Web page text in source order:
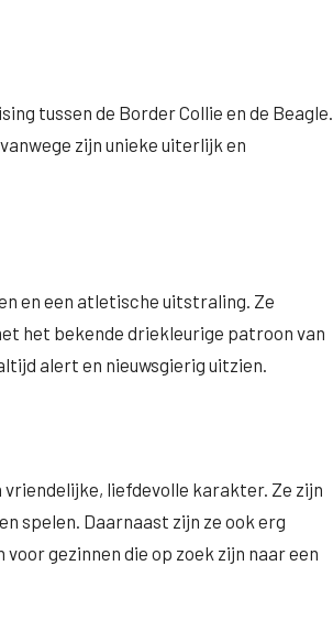
tussen de Border Collie en de Beagle.
zijn unieke uiterlijk en
en een atletische uitstraling. Ze
het bekende driekleurige patroon van
alert en nieuwsgierig uitzien.
vriendelijke, liefdevolle karakter. Ze zijn
spelen. Daarnaast zijn ze ook erg
gezinnen die op zoek zijn naar een